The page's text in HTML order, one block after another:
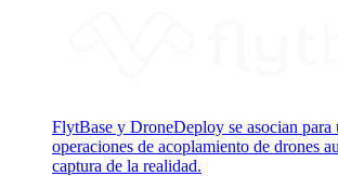
FlytBase y DroneDeploy se asocian para
operaciones de acoplamiento de drones
captura de la realidad.